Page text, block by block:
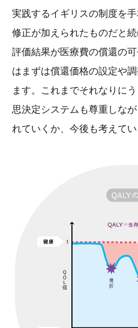
実践するイギリスの制度を
修正が加えられたものだと
評価結果が医療費の償還の
はまずは償還価格の設定や
ます。これまでそれなりに
思決定システムも尊重しな
れていくか、今後も考えて